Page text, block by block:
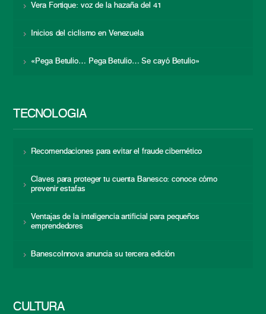
Vera Fortique: voz de la hazaña del 41
Inicios del ciclismo en Venezuela
«Pega Betulio… Pega Betulio… Se cayó Betulio»
TECNOLOGÍA
Recomendaciones para evitar el fraude cibernético
Claves para proteger tu cuenta Banesco: conoce cómo
prevenir estafas
Ventajas de la inteligencia artificial para pequeños
emprendedores
BanescoInnova anuncia su tercera edición
CULTURA